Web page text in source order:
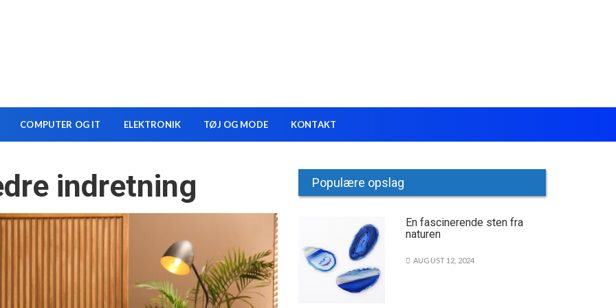
COMPUTER OG IT ELEKTRONIK TØJ OG MODE KONTAKT
indretning Populære opslag
En fascinerende sten fra
naturen
AUGUST 12, 2024